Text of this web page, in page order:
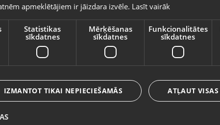
Zelts Ķēde
Stāvoklis Restaurēts (Garantija 24 mēneši)
391.00
No 17.78€/mēn.
Valsts
Valoda
Latviešu / Latvian
apmeklētājiem ir jāizdara izvēle. Lasīt vairāk
Statistikas
sīkdatnes
Mērķēšanas
sīkdatnes
Funkcionalitātes
sīkdatnes
ATĻAUT
IZMANTOT TIKAI NEPIECIEŠAMĀS